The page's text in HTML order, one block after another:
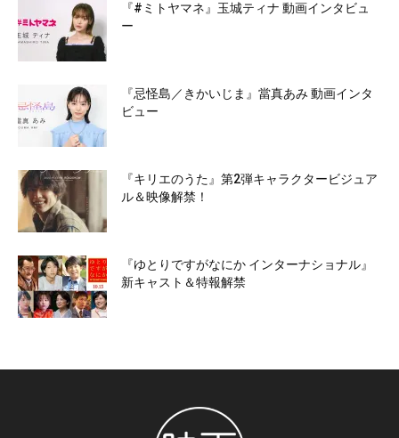
『#ミトヤマネ』玉城ティナ 動画インタビュ
ー
『忌怪島／きかいじま』當真あみ 動画インタ
ビュー
『キリエのうた』第2弾キャラクタービジュア
ル＆映像解禁！
『ゆとりですがなにか インターナショナル』
新キャスト＆特報解禁